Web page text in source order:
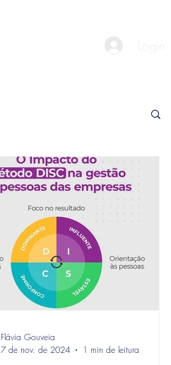
Flávia Gouveia
7 de nov. de 2024
1 min de leitura